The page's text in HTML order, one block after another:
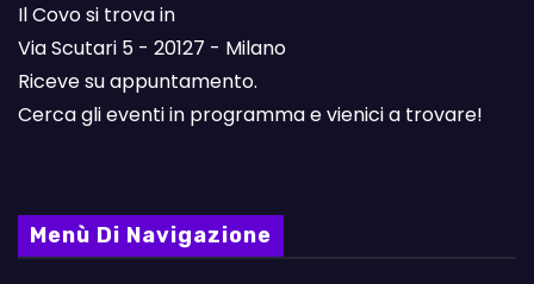
Il Covo si trova in
Via Scutari 5 - 20127 - Milano
Riceve su appuntamento.
Cerca gli eventi in programma e vienici a trovare!
Menù Di Navigazione